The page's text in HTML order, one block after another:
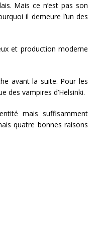
Mais ce n’est pas son
il demeure l’un des
et production moderne
avant la suite. Pour les
des vampires d’Helsinki.
mais suffisamment
quatre bonnes raisons